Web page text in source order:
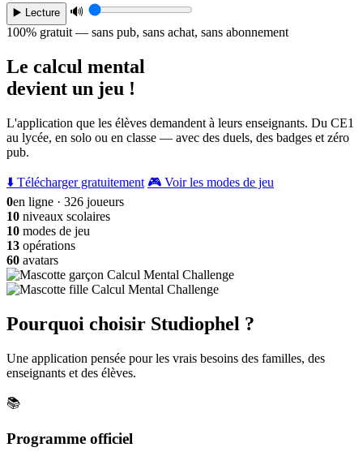
▶️ Lecture
🔊
100% gratuit — sans pub, sans achat, sans abonnement
Le calcul mental
devient un jeu !
L'application que les élèves demandent à leurs enseignants. Du CE1
au lycée, en solo ou en classe — avec des duels, des badges et zéro
pub.
⬇️ Télécharger gratuitement 🎮 Voir les modes de jeu
0en ligne · 326 joueurs
10 niveaux scolaires
10 modes de jeu
13 opérations
60 avatars
Pourquoi choisir Studiophel ?
Une application pensée pour les vrais besoins des familles, des
enseignants et des élèves.
📚
Programme officiel